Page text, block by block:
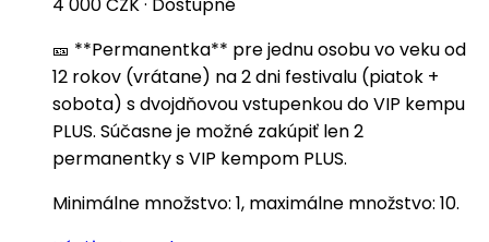
🎫 **Permanentka** pre jednu osobu vo veku od
12 rokov (vrátane) na 2 dni festivalu (piatok +
sobota) s dvojdňovou vstupenkou do VIP kempu
PLUS. Súčasne je možné zakúpiť len 2
permanentky s VIP kempom PLUS.
Minimálne množstvo: 1, maximálne množstvo: 10.